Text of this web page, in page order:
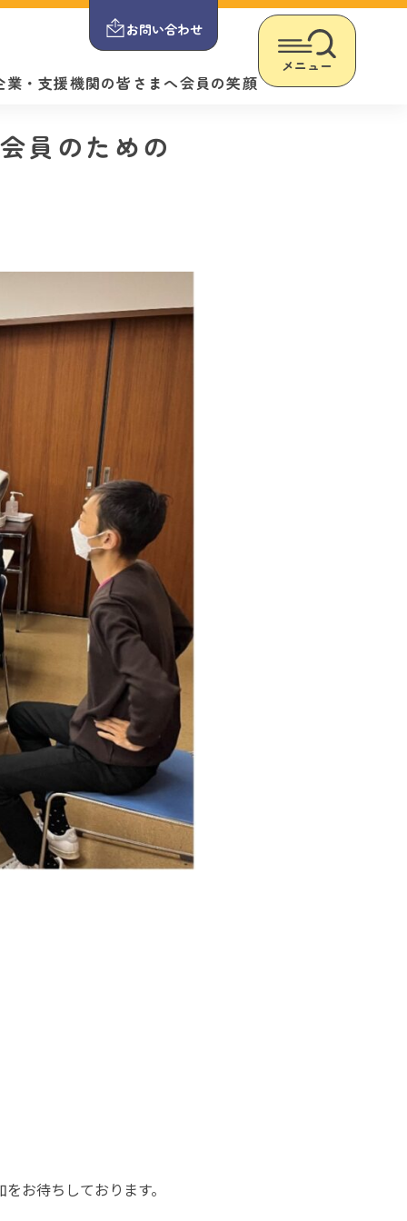
お問い合わせ
メニュー
業・支援機関の皆さまへ会員の笑顔
員のための
お待ちしております。